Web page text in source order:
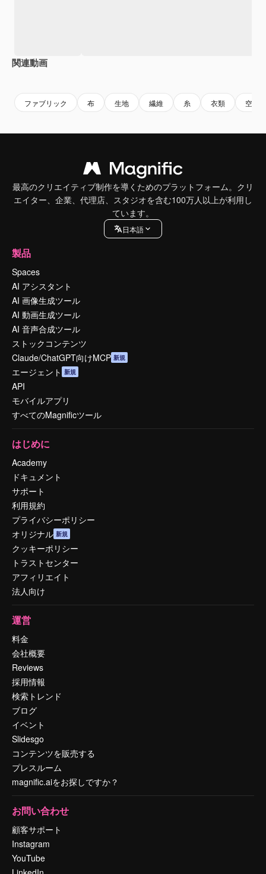
関連動画
ファブリック 布 生地 繊維 糸 衣類 空白
最高のクリエイティブ制作を導くためのプラットフォーム。クリ
エイター、企業、代理店、スタジオを含む100万人以上が利用し
ています。
日本語
製品
Spaces
AI アシスタント
AI 画像生成ツール
AI 動画生成ツール
AI 音声合成ツール
ストックコンテンツ
Claude/ChatGPT向けMCP 新規
エージェント 新規
API
モバイルアプリ
すべてのMagnificツール
はじめに
Academy
ドキュメント
サポート
利用規約
プライバシーポリシー
オリジナル 新規
クッキーポリシー
トラストセンター
アフィリエイト
法人向け
運営
料金
会社概要
Reviews
採用情報
検索トレンド
ブログ
イベント
Slidesgo
コンテンツを販売する
プレスルーム
magnific.aiをお探しですか？
お問い合わせ
顧客サポート
Instagram
YouTube